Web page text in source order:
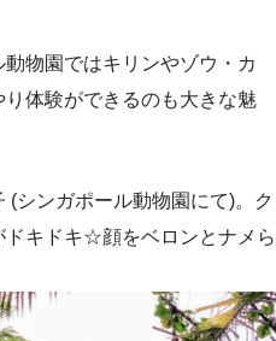
物園ではキリンやゾウ・カ
体験ができるのも大きな魅
シンガポール動物園にて)。ク
ドキドキ☆顔をベロンとナメら